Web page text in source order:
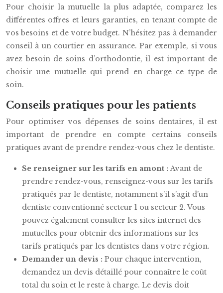
Pour choisir la mutuelle la plus adaptée, comparez les
différentes offres et leurs garanties, en tenant compte de
vos besoins et de votre budget. N’hésitez pas à demander
conseil à un courtier en assurance. Par exemple, si vous
avez besoin de soins d’orthodontie, il est important de
choisir une mutuelle qui prend en charge ce type de
soin.
Conseils pratiques pour les patients
Pour optimiser vos dépenses de soins dentaires, il est
important de prendre en compte certains conseils
pratiques avant de prendre rendez-vous chez le dentiste.
Se renseigner sur les tarifs en amont :Avant de
prendre rendez-vous, renseignez-vous sur les tarifs
pratiqués par le dentiste, notamment s’il s’agit d’un
dentiste conventionné secteur 1 ou secteur 2. Vous
pouvez également consulter les sites internet des
mutuelles pour obtenir des informations sur les
tarifs pratiqués par les dentistes dans votre région.
Demander un devis : Pour chaque intervention,
demandez un devis détaillé pour connaître le coût
total du soin et le reste à charge. Le devis doit